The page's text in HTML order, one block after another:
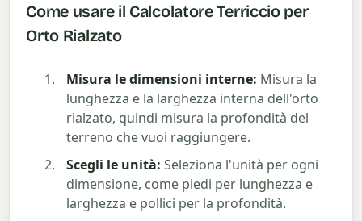
Come usare il Calcolatore Terriccio per
Orto Rialzato
Misura le dimensioni interne: Misura la
lunghezza e la larghezza interna dell'orto
rialzato, quindi misura la profondità del
terreno che vuoi raggiungere.
Scegli le unità: Seleziona l'unità per ogni
dimensione, come piedi per lunghezza e
larghezza e pollici per la profondità.